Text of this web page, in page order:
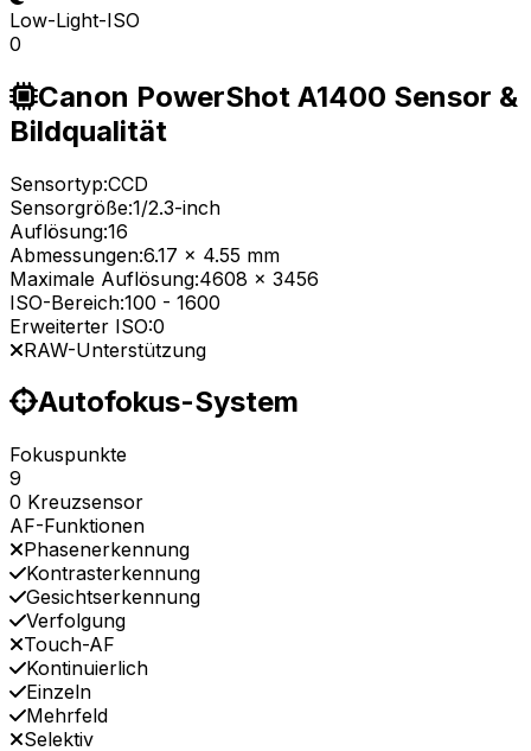
Low-Light-ISO
0
Canon PowerShot A1400 Sensor &
Bildqualität
Sensortyp:CCD
Sensorgröße:1/2.3-inch
Auflösung:16
Abmessungen:6.17 x 4.55 mm
Maximale Auflösung:4608 x 3456
ISO-Bereich:100 - 1600
Erweiterter ISO:0
RAW-Unterstützung
Autofokus-System
Fokuspunkte
9
0 Kreuzsensor
AF-Funktionen
Phasenerkennung
Kontrasterkennung
Gesichtserkennung
Verfolgung
Touch-AF
Kontinuierlich
Einzeln
Mehrfeld
Selektiv